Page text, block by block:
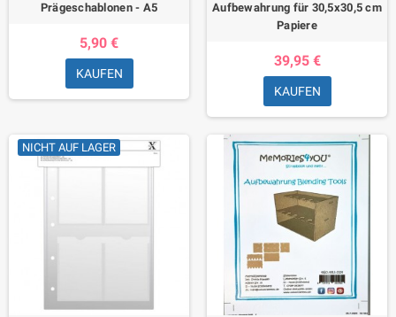
Prägeschablonen - A5
5,90 €
KAUFEN
Aufbewahrung für 30,5x30,5 cm
Papiere
39,95 €
KAUFEN
NICHT AUF LAGER